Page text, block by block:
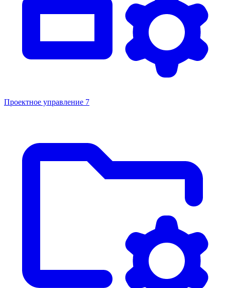
Проектное управление 7